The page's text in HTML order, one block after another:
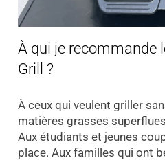
À qui je recommande
Grill ?
À ceux qui veulent griller
matières grasses
Aux étudiants et jeunes
place. Aux familles qui ont